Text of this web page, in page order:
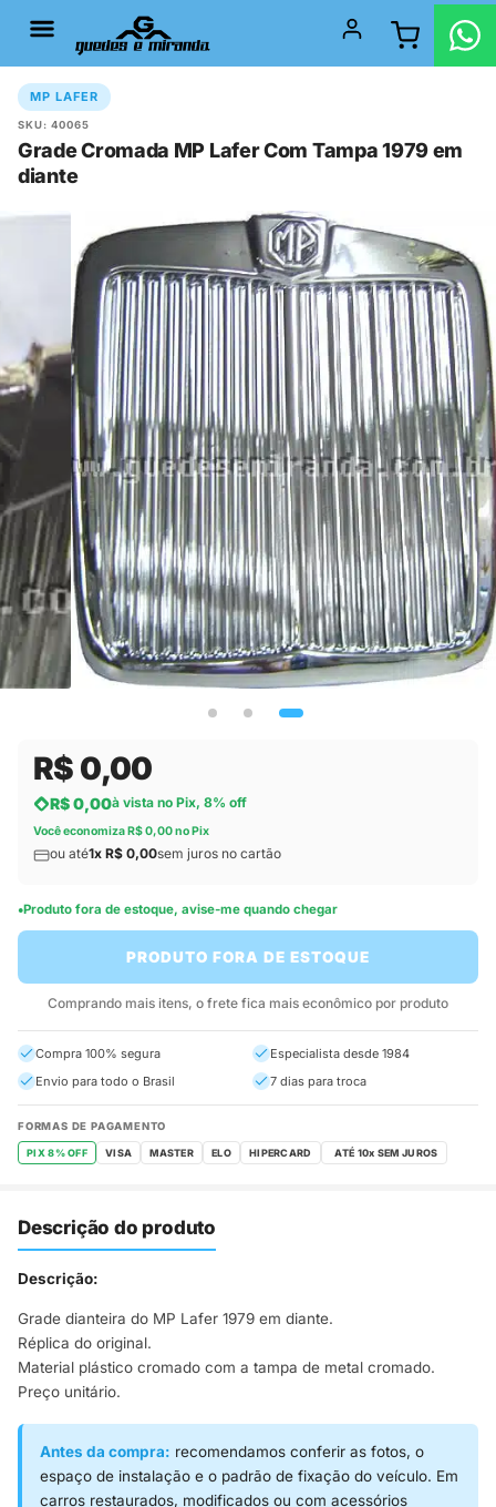
MP LAFER
SKU: 40065
Grade Cromada MP Lafer Com Tampa 1979 em
diante
R$ 0,00
R$ 0,00à vista no Pix, 8% off
Você economiza R$ 0,00 no Pix
ou até1x R$ 0,00sem juros no cartão
Produto fora de estoque, avise-me quando chegar
PRODUTO FORA DE ESTOQUE
Comprando mais itens, o frete fica mais econômico por produto
Compra 100% segura
Especialista desde 1984
Envio para todo o Brasil
7 dias para troca
FORMAS DE PAGAMENTO
PIX 8% OFF VISA MASTER ELO HIPERCARD
Descrição do produto
Descrição:
Grade dianteira do MP Lafer 1979 em diante.
Réplica do original.
Material plástico cromado com a tampa de metal cromado.
Preço unitário.
Antes da compra: recomendamos conferir as fotos, o
espaço de instalação e o padrão de fixação do veículo. Em
carros restaurados, modificados ou com acessórios